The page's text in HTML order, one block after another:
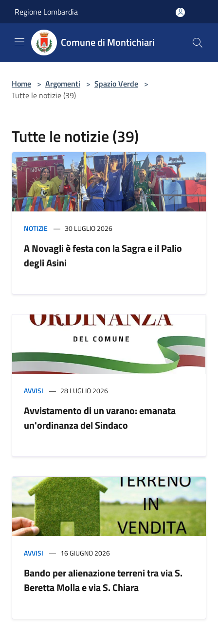
Regione Lombardia
Comune di Montichiari
Home > Argomenti > Spazio Verde >
Tutte le notizie (39)
Tutte le notizie (39)
NOTIZIE 30 LUGLIO 2026
A Novagli è festa con la Sagra e il Palio
degli Asini
AVVISI 28 LUGLIO 2026
Avvistamento di un varano: emanata
un'ordinanza del Sindaco
AVVISI 16 GIUGNO 2026
Bando per alienazione terreni tra via S.
Beretta Molla e via S. Chiara